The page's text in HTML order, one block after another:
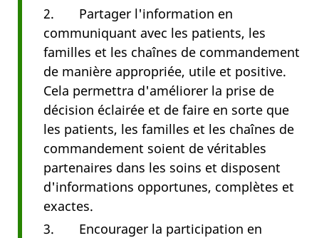
2. Partager l'information en
communiquant avec les patients, les
familles et les chaînes de commandement
de manière appropriée, utile et positive.
Cela permettra d'améliorer la prise de
décision éclairée et de faire en sorte que
les patients, les familles et les chaînes de
commandement soient de véritables
partenaires dans les soins et disposent
d'informations opportunes, complètes et
exactes.
3. Encourager la participation en